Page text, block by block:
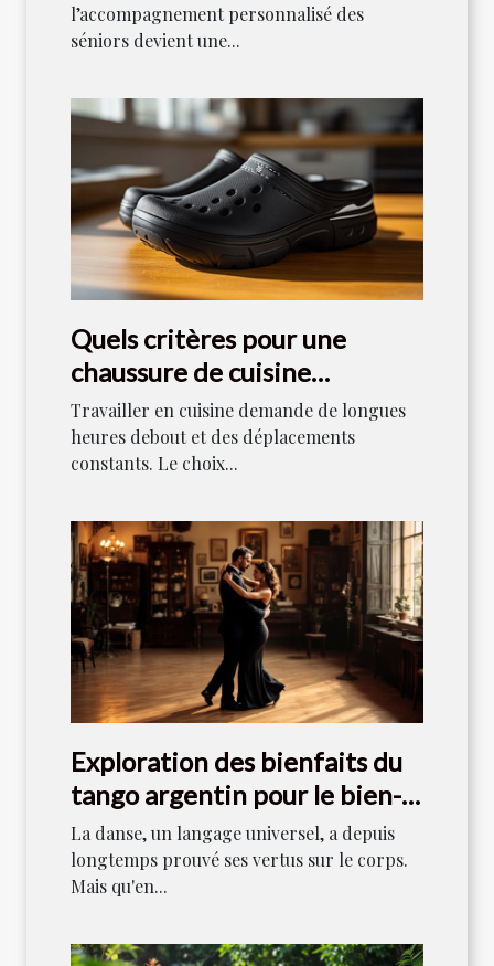
l’accompagnement personnalisé des
séniors devient une...
Quels critères pour une
chaussure de cuisine
confortable ?
Travailler en cuisine demande de longues
heures debout et des déplacements
constants. Le choix...
Exploration des bienfaits du
tango argentin pour le bien-
être mental
La danse, un langage universel, a depuis
longtemps prouvé ses vertus sur le corps.
Mais qu'en...